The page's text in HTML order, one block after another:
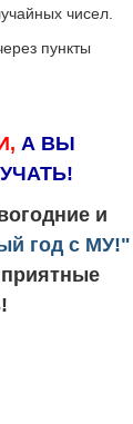
чисел.
пункты
А ВЫ
и
год с МУ!"